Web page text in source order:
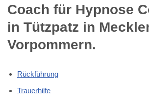
Coach für Hypnose
in Tützpatz in
Vorpommern.
Rückführung
Trauerhilfe